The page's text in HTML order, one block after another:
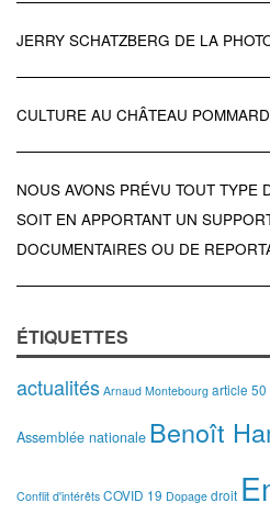
JERRY SCHATZBERG DE LA
CULTURE AU CHÂTEAU POMMARD
NOUS AVONS PRÉVU TOUT TYPE
SOIT EN APPORTANT UN
DOCUMENTAIRES OU DE
ÉTIQUETTES
actualités Arnaud Montebourg article 50
Assemblée nationale Benoît
Conflit d'intérêts COVID 19 Dopage droit